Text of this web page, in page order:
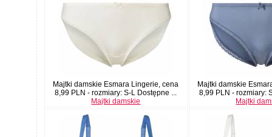
Majtki damskie Esmara Lingerie, cena
8,99 PLN - rozmiary: S-L Dostępne ...
Majtki damskie
Majtki damskie
8,99 PLN - rozmiary:
Majtki